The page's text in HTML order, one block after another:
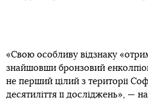
«Свою особливу відзнаку
знайшовши бронзовий
не перший цілий з території
десятиліття її досліджень», —